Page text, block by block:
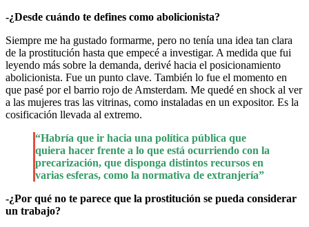
-¿Desde cuándo te defines como abolicionista?
Siempre me ha gustado formarme, pero no tenía una idea tan clara
de la prostitución hasta que empecé a investigar. A medida que fui
leyendo más sobre la demanda, derivé hacia el posicionamiento
abolicionista. Fue un punto clave. También lo fue el momento en
que pasé por el barrio rojo de Amsterdam. Me quedé en shock al ver
a las mujeres tras las vitrinas, como instaladas en un expositor. Es la
cosificación llevada al extremo.
“Habría que ir hacia una política pública que
quiera hacer frente a lo que está ocurriendo con la
precarización, que disponga distintos recursos en
varias esferas, como la normativa de extranjería”
-¿Por qué no te parece que la prostitución se pueda considerar
un trabajo?